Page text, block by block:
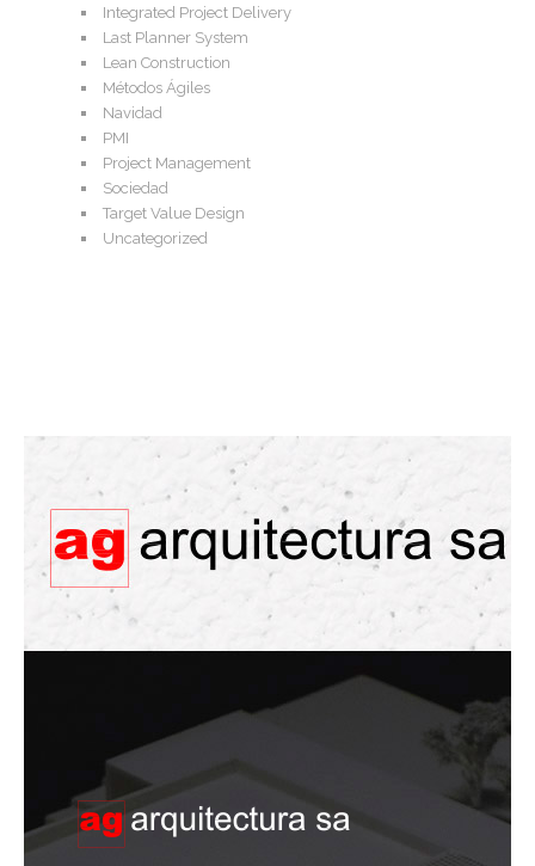
Integrated Project Delivery
Last Planner System
Lean Construction
Métodos Ágiles
Navidad
PMI
Project Management
Sociedad
Target Value Design
Uncategorized